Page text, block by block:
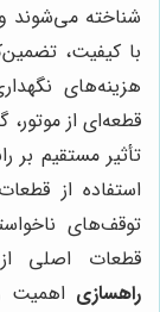
شناخته می‌شوند و
با کیفیت،
هزینه‌های
قطعه‌ای از
تأثیر مستقیم
استفاده از
توقف‌های
قطعات اصلی از
راهسازی اهمیت